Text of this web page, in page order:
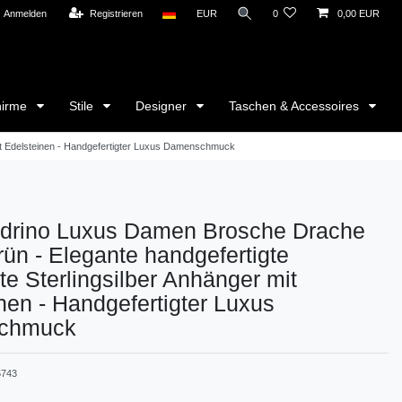
Anmelden Registrieren EUR 0 0,00 EUR
Stile Designer Taschen & Accessoires
- Handgefertigter Luxus Damenschmuck
Luxus Damen Brosche Drache
- Elegante handgefertigte
Sterlingsilber Anhänger mit
- Handgefertigter Luxus